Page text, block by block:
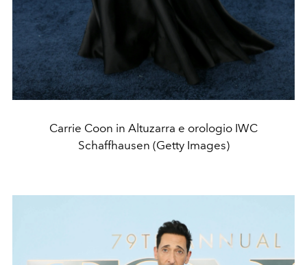
Carrie Coon in Altuzarra e orologio IWC
Schaffhausen (Getty Images)